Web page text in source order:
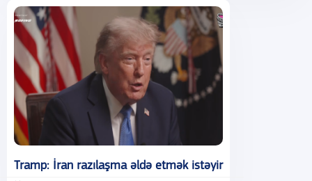
Tramp: İran razılaşma əldə etmək istəyir